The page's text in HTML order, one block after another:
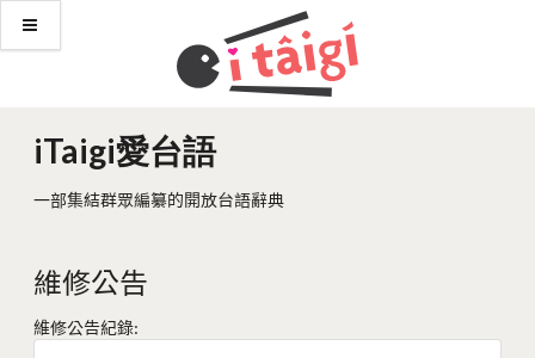
iTaigi愛台語
一部集結群眾編纂的開放台語辭典
維修公告
維修公告紀錄: